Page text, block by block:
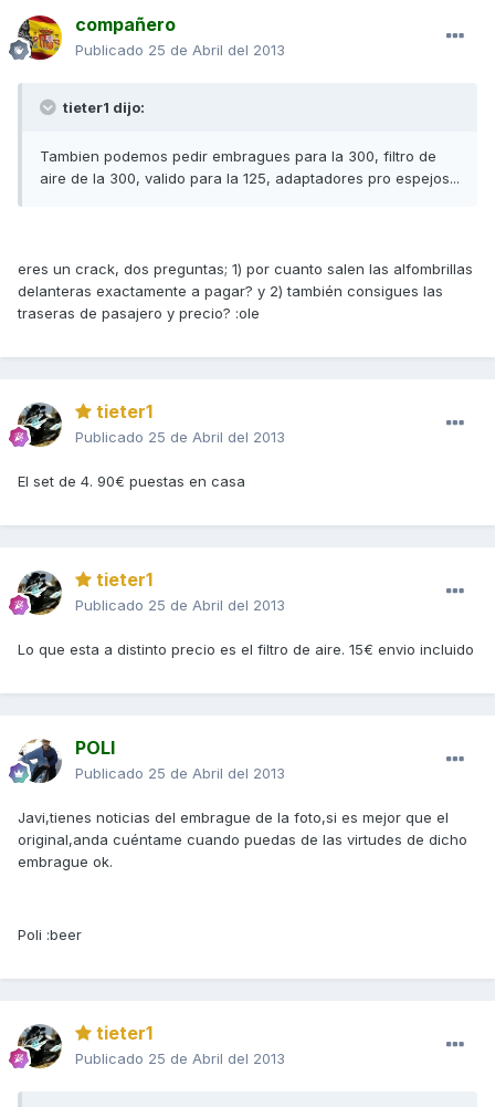
compañero
Publicado 25 de Abril del 2013
tieter1 dijo:
Tambien podemos pedir embragues para la 300, filtro de
aire de la 300, valido para la 125, adaptadores pro espejos...
eres un crack, dos preguntas; 1) por cuanto salen las alfombrillas
delanteras exactamente a pagar? y 2) también consigues las
traseras de pasajero y precio? :ole
tieter1
Publicado 25 de Abril del 2013
El set de 4. 90€ puestas en casa
tieter1
Publicado 25 de Abril del 2013
Lo que esta a distinto precio es el filtro de aire. 15€ envio incluido
POLI
Publicado 25 de Abril del 2013
Javi,tienes noticias del embrague de la foto,si es mejor que el
original,anda cuéntame cuando puedas de las virtudes de dicho
embrague ok.
Poli :beer
tieter1
Publicado 25 de Abril del 2013